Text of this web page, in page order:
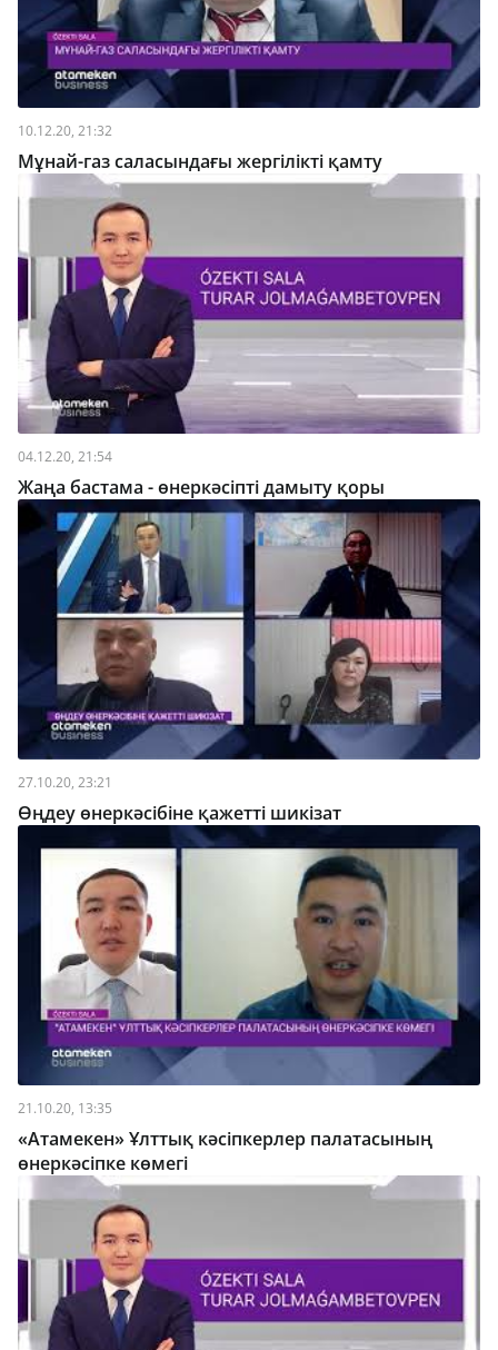
10.12.20, 21:32
Мұнай-газ саласындағы жергілікті қамту
04.12.20, 21:54
Жаңа бастама - өнеркәсіпті дамыту қоры
27.10.20, 23:21
Өңдеу өнеркәсібіне қажетті шикізат
21.10.20, 13:35
«Атамекен» Ұлттық кәсіпкерлер палатасының
өнеркәсіпке көмегі